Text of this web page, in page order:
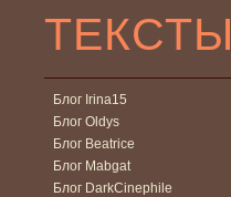
ТЕКСТЫ
Блог Irina15
Блог Oldys
Блог Beatrice
Блог Mabgat
Блог DarkCinephile